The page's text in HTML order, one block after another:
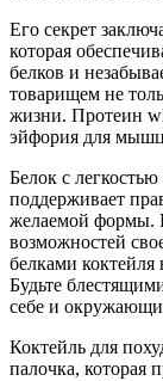
Его секрет
которая
белков и
товарищем не
жизни. Протеин
эйфория для
Белок с
поддерживает
желаемой формы.
возможностей
белками коктейля
Будьте
себе и
Коктейль для
палочка, которая